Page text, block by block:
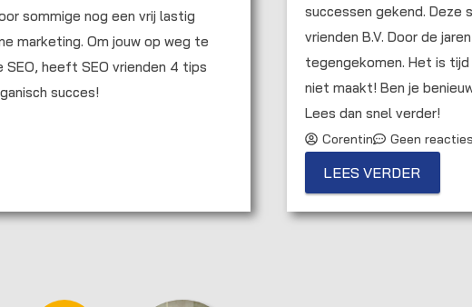
sommige nog een vrij lastig
marketing. Om jouw op weg te
SEO, heeft SEO vrienden 4 tips
succes!
successen gekend. Deze
vrienden B.V. Door de
tegengekomen. Het is
niet maakt! Ben je
Lees dan snel verder!
Corentin Geen
LEES VERDER